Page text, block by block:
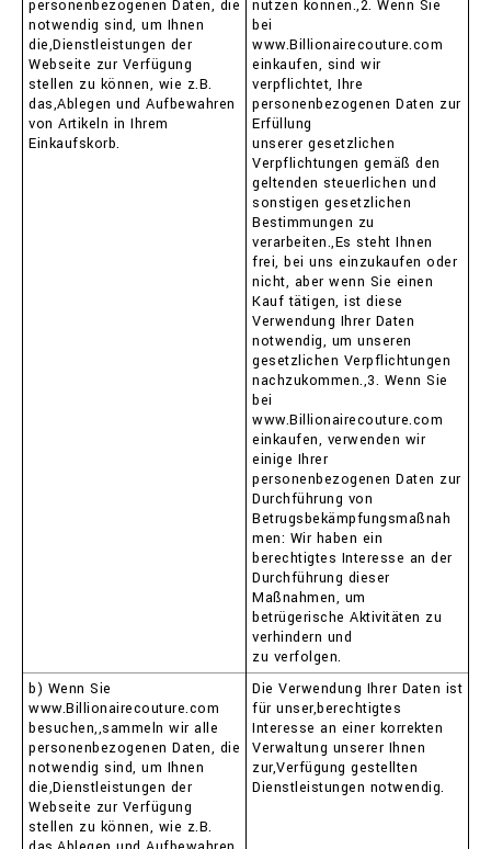
personenbezogenen Daten, die
notwendig sind, um Ihnen
die,Dienstleistungen der
Webseite zur Verfügung
stellen zu können, wie z.B.
das,Ablegen und Aufbewahren
von Artikeln in Ihrem
Einkaufskorb.
nutzen können.,2. Wenn Sie
bei
www.Billionairecouture.com
einkaufen, sind wir
verpflichtet, Ihre
personenbezogenen Daten zur
Erfüllung
unserer gesetzlichen
Verpflichtungen gemäß den
geltenden steuerlichen und
sonstigen gesetzlichen
Bestimmungen zu
verarbeiten.,Es steht Ihnen
frei, bei uns einzukaufen oder
nicht, aber wenn Sie einen
Kauf tätigen, ist diese
Verwendung Ihrer Daten
notwendig, um unseren
gesetzlichen Verpflichtungen
nachzukommen.,3. Wenn Sie
bei
www.Billionairecouture.com
einkaufen, verwenden wir
einige Ihrer
personenbezogenen Daten zur
Durchführung von
Betrugsbekämpfungsmaßnah
men: Wir haben ein
berechtigtes Interesse an der
Durchführung dieser
Maßnahmen, um
betrügerische Aktivitäten zu
verhindern und
zu verfolgen.
b) Wenn Sie
www.Billionairecouture.com
besuchen,,sammeln wir alle
personenbezogenen Daten, die
notwendig sind, um Ihnen
die,Dienstleistungen der
Webseite zur Verfügung
stellen zu können, wie z.B.
Die Verwendung Ihrer Daten ist
für unser,berechtigtes
Interesse an einer korrekten
Verwaltung unserer Ihnen
zur,Verfügung gestellten
Dienstleistungen notwendig.